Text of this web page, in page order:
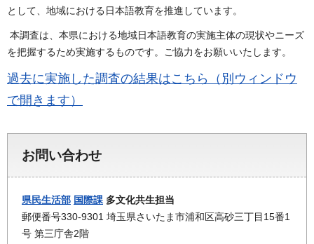
として、地域における日本語教育を推進しています。
本調査は、本県における地域日本語教育の実施主体の現状やニーズ
を把握するため実施するものです。ご協力をお願いいたします。
過去に実施した調査の結果はこちら（別ウィンドウ
で開きます）
お問い合わせ
県民生活部 国際課 多文化共生担当
郵便番号330-9301 埼玉県さいたま市浦和区高砂三丁目15番1
号 第三庁舎2階